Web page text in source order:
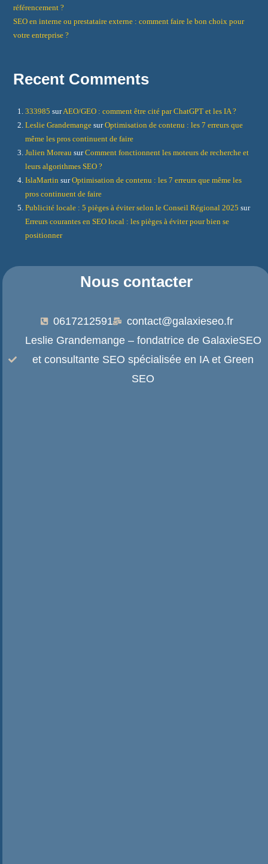
référencement ?
SEO en interne ou prestataire externe : comment faire le bon choix pour
votre entreprise ?
Recent Comments
333985 surAEO/GEO : comment être cité par ChatGPT et les IA ?
Leslie Grandemange surOptimisation de contenu : les 7 erreurs que
même les pros continuent de faire
Julien Moreau surComment fonctionnent les moteurs de recherche et
leurs algorithmes SEO ?
IslaMartin surOptimisation de contenu : les 7 erreurs que même les
pros continuent de faire
Publicité locale : 5 pièges à éviter selon le Conseil Régional 2025 sur
Erreurs courantes en SEO local : les pièges à éviter pour bien se
positionner
Nous contacter
0617212591
contact@galaxieseo.fr
Leslie Grandemange – fondatrice de GalaxieSEO
et consultante SEO spécialisée en IA et Green
SEO